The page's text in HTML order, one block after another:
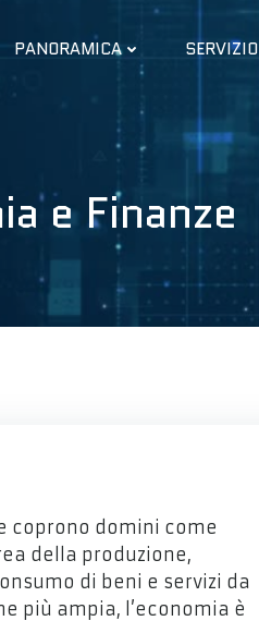
PANORAMICA SERVIZIO
e Finanze
coprono domini come
della produzione,
di beni e servizi da
più ampia, l’economia è